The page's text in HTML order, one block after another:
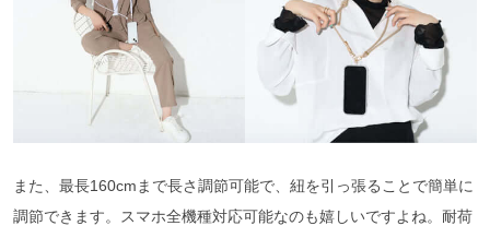
また、最長160cmまで長さ調節可能で、紐を引っ張ることで簡単に
調節できます。スマホ全機種対応可能なのも嬉しいですよね。耐荷